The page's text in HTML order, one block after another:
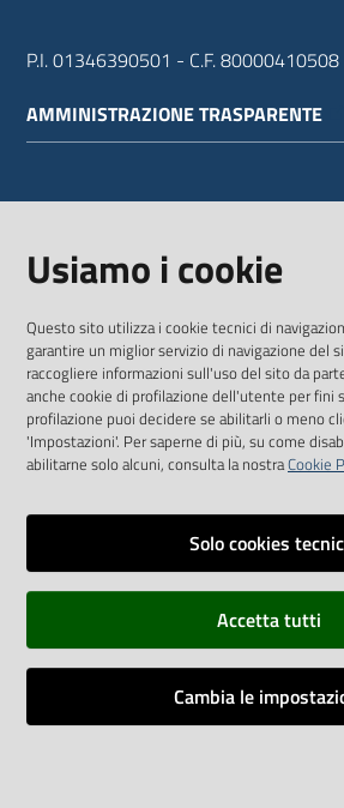
P.I. 01346390501 - C.F. 80000410508
AMMINISTRAZIONE TRASPARENTE
SEGUICI SU
TwitterFacebookYoutube
Vai alla pagina
Dichiarazione di accessibilità
Vecchio sito
Usiamo i cookie
Questo sito utilizza i cookie tecnici di
garantire un miglior servizio di navigazione del
raccogliere informazioni sull'uso del sito da
anche cookie di profilazione dell'utente per fini
profilazione puoi decidere se abilitarli o meno
'Impostazioni'. Per saperne di più, su come
abilitarne solo alcuni, consulta la nostraCookie
Solo cookies
Accetta tutti
Cambia le